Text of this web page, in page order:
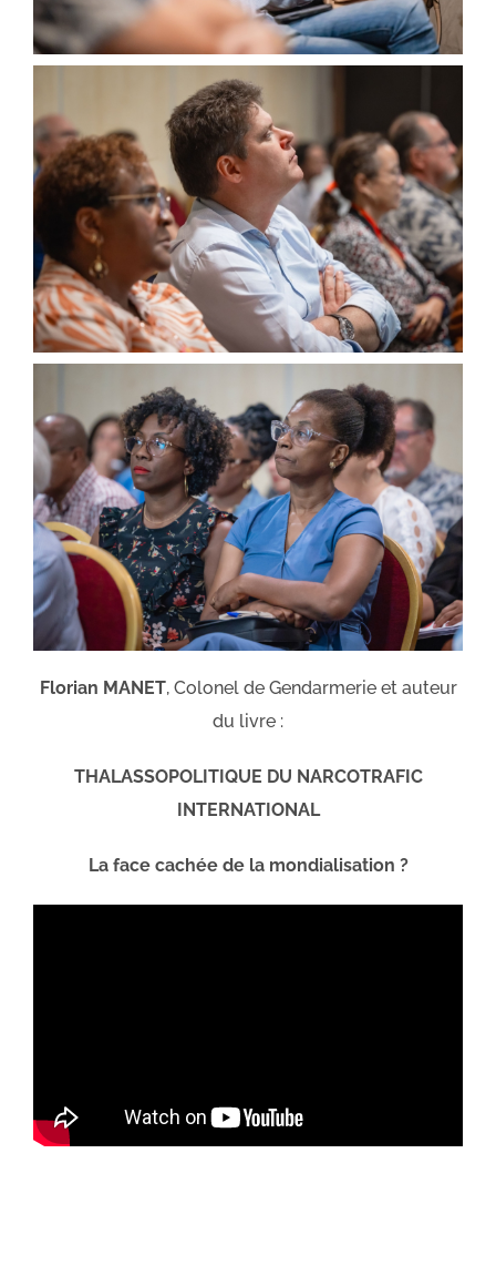
Florian MANET, Colonel de Gendarmerie et auteur
du livre :
THALASSOPOLITIQUE DU NARCOTRAFIC
INTERNATIONAL
La face cachée de la mondialisation ?